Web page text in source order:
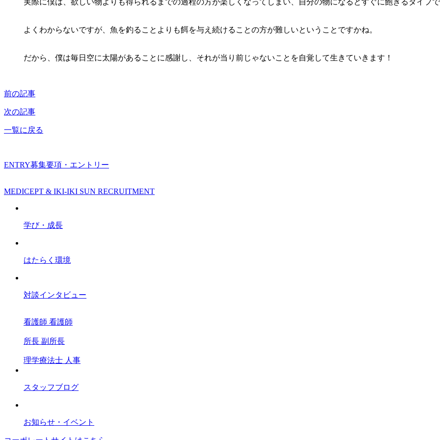
よくわからないですが、魚を釣ることよりも餌を与え続けることの方が難しいということですかね。
だから、僕は毎日空に太陽があることに感謝し、それが当り前じゃないことを自覚して生きていきます！
前の記事
次の記事
一覧に戻る
ENTRY募集要項・エントリー
MEDICEPT & IKI-IKI SUN RECRUITMENT
学び・成長
はたらく環境
対談インタビュー
看護師 看護師
所長 副所長
理学療法士 人事
スタッフブログ
お知らせ・イベント